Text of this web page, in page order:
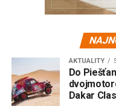
AKTUALITY
Do
Dakar